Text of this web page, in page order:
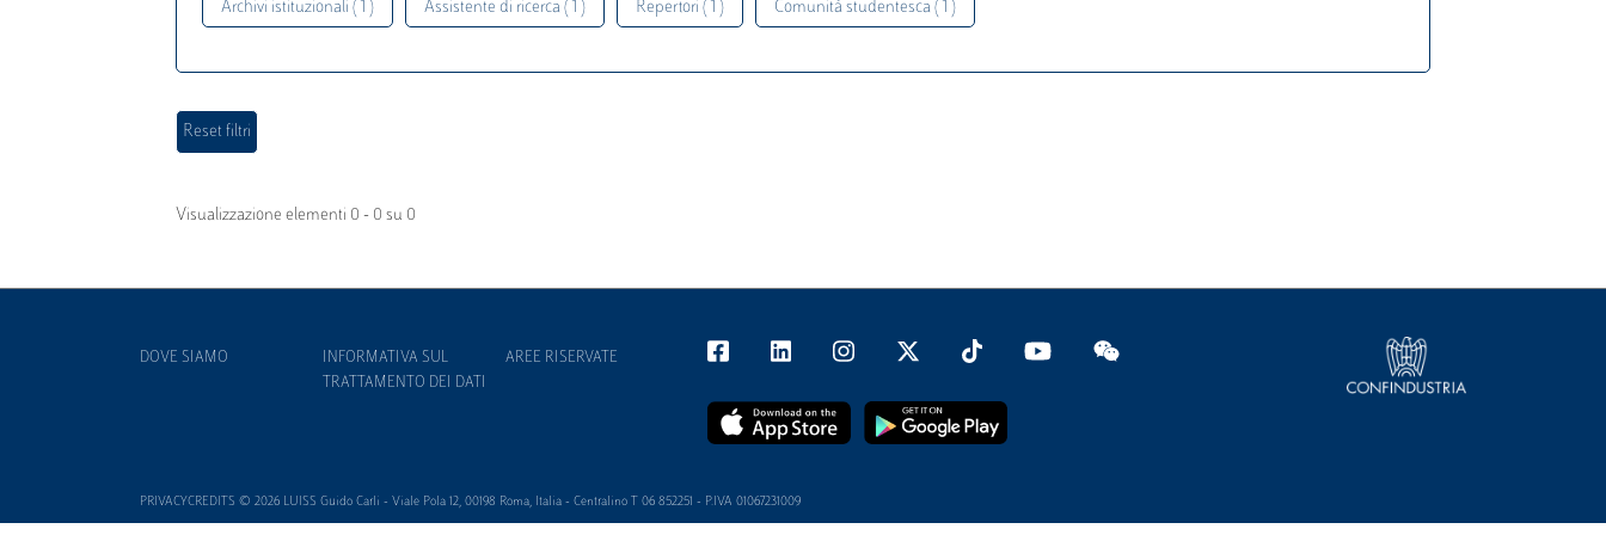
Archivi istituzionali ( 1 ) Assistente di ricerca ( 1 ) Repertori ( 1 ) Comunità studentesca ( 1 )
Visualizzazione elementi 0 - 0 su 0
DOVE SIAMO
INFORMATIVA SUL
TRATTAMENTO DEI DATI
AREE RISERVATE
PRIVACYCREDITS © 2026 LUISS Guido Carli - Viale Pola 12, 00198 Roma, Italia - Centralino T 06 852251 - P.IVA 01067231009